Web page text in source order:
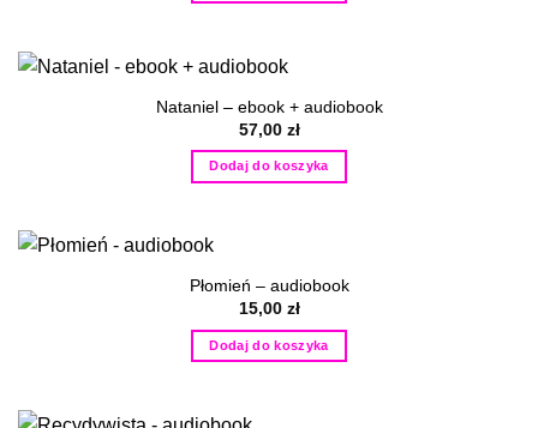
Nataniel – ebook + audiobook
57,00 zł
Dodaj do koszyka
Płomień – audiobook
15,00 zł
Dodaj do koszyka